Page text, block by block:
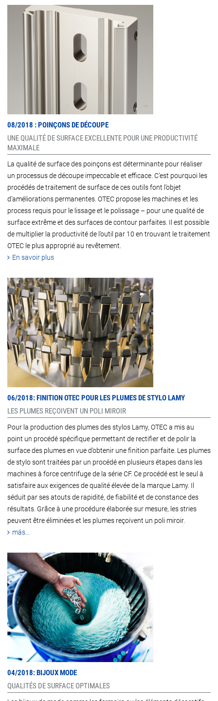
08/2018 : POINÇONS DE DÉCOUPE
UNE QUALITÉ DE SURFACE EXCELLENTE POUR UNE PRODUCTIVITÉ
MAXIMALE
La qualité de surface des poinçons est déterminante pour réaliser
un processus de découpe impeccable et efficace. C’est pourquoi les
procédés de traitement de surface de ces outils font l’objet
d’améliorations permanentes. OTEC propose les machines et les
process requis pour le lissage et le polissage – pour une qualité de
surface extrême et des surfaces de contour parfaites. Il est possible
de multiplier la productivité de l’outil par 10 en trouvant le traitement
OTEC le plus approprié au revêtement.
En savoir plus
06/2018: FINITION OTEC POUR LES PLUMES DE STYLO LAMY
LES PLUMES REÇOIVENT UN POLI MIROIR
Pour la production des plumes des stylos Lamy, OTEC a mis au
point un procédé spécifique permettant de rectifier et de polir la
surface des plumes en vue d’obtenir une finition parfaite. Les plumes
de stylo sont traitées par un procédé en plusieurs étapes dans les
machines à force centrifuge de la série CF. Ce procédé est le seul à
satisfaire aux exigences de qualité élevée de la marque Lamy. Il
séduit par ses atouts de rapidité, de fiabilité et de constance des
résultats. Grâce à une procédure élaborée sur mesure, les stries
peuvent être éliminées et les plumes reçoivent un poli miroir.
más...
04/2018: BIJOUX MODE
QUALITÉS DE SURFACE OPTIMALES